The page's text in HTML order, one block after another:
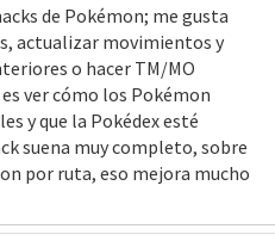
de Pokémon; me gusta
actualizar movimientos y
o hacer TM/MO
ver cómo los Pokémon
y que la Pokédex esté
suena muy completo, sobre
por ruta, eso mejora mucho